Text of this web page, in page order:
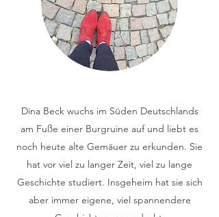
Dina Beck wuchs im Süden Deutschlands
am Fuße einer Burgruine auf und liebt es
noch heute alte Gemäuer zu erkunden. Sie
hat vor viel zu langer Zeit, viel zu lange
Geschichte studiert. Insgeheim hat sie sich
aber immer eigene, viel spannendere